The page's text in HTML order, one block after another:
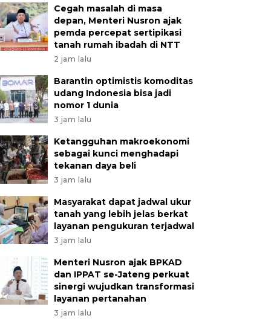
Cegah masalah di masa
depan, Menteri Nusron ajak
pemda percepat sertipikasi
tanah rumah ibadah di NTT
2 jam lalu
Barantin optimistis komoditas
udang Indonesia bisa jadi
nomor 1 dunia
3 jam lalu
Ketangguhan makroekonomi
sebagai kunci menghadapi
tekanan daya beli
3 jam lalu
Masyarakat dapat jadwal ukur
tanah yang lebih jelas berkat
layanan pengukuran terjadwal
3 jam lalu
Menteri Nusron ajak BPKAD
dan IPPAT se-Jateng perkuat
sinergi wujudkan transformasi
layanan pertanahan
3 jam lalu